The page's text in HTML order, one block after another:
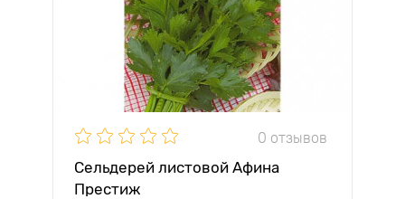
0 отзывов
Сельдерей листовой Афина
Престиж